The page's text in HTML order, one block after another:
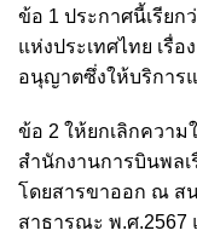
ข้อ 1 ประกาศนี้เรียก
แห่งประเทศไทย เรื่
อนุญาตซึ่งให้บริการ
ข้อ 2 ให้ยกเลิกความ
สำนักงานการบินพลเ
โดยสารขาออก ณ ส
สาธารณะ พ.ศ